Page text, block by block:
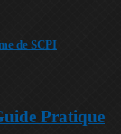
de SCPI
Pratique